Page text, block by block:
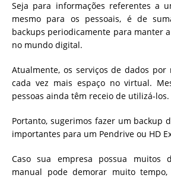
Seja para informações referentes a
mesmo para os pessoais, é de
backups periodicamente para manter
no mundo digital.
Atualmente, os serviços de dados por
cada vez mais espaço no virtual.
pessoas ainda têm receio de utilizá-los.
Portanto, sugerimos fazer um backup
importantes para um Pendrive ou HD
Caso sua empresa possua muitos
manual pode demorar muito